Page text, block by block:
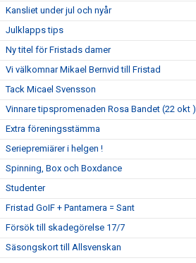
Kansliet under jul och nyår
Julklapps tips
Ny titel för Fristads damer
Vi välkomnar Mikael Bernvid till Fristad
Tack Micael Svensson
Vinnare tipspromenaden Rosa Bandet (22 okt )
Extra föreningsstämma
Seriepremiärer i helgen !
Spinning, Box och Boxdance
Studenter
Fristad GoIF + Pantamera = Sant
Försök till skadegörelse 17/7
Säsongskort till Allsvenskan